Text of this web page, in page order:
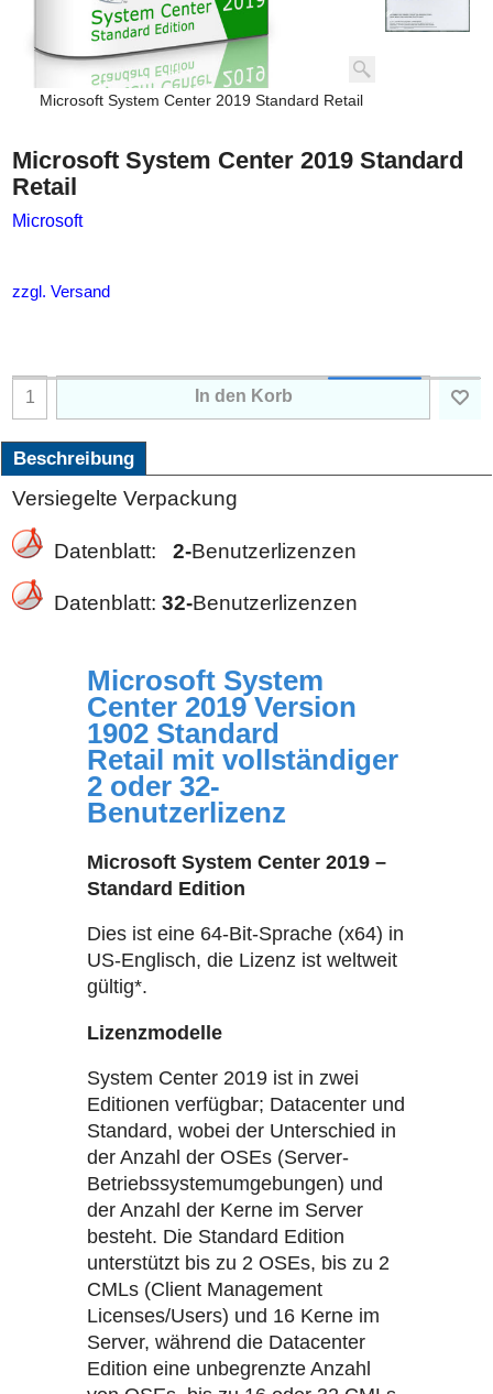
Microsoft System Center 2019 Standard Retail
Microsoft System Center 2019 Standard
Retail
Microsoft
zzgl. Versand
In den Korb
Beschreibung
Versiegelte Verpackung
Datenblatt: 2-Benutzerlizenzen
Datenblatt: 32-Benutzerlizenzen
Microsoft System
Center 2019 Version
1902 Standard
Retail mit vollständiger
2 oder 32-
Benutzerlizenz
Microsoft System Center 2019 –
Standard Edition
Dies ist eine 64-Bit-Sprache (x64) in
US-Englisch, die Lizenz ist weltweit
gültig*.
Lizenzmodelle
System Center 2019 ist in zwei
Editionen verfügbar; Datacenter und
Standard, wobei der Unterschied in
der Anzahl der OSEs (Server-
Betriebssystemumgebungen) und
der Anzahl der Kerne im Server
besteht. Die Standard Edition
unterstützt bis zu 2 OSEs, bis zu 2
CMLs (Client Management
Licenses/Users) und 16 Kerne im
Server, während die Datacenter
Edition eine unbegrenzte Anzahl